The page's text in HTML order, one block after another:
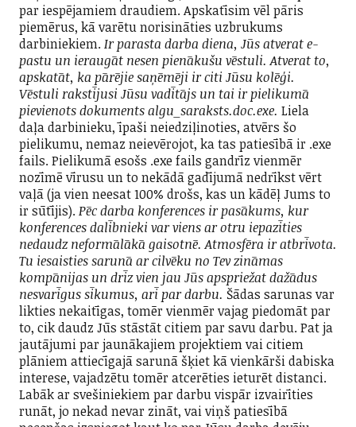
par iespējamiem draudiem. Apskatīsim vēl pāris
piemērus, kā varētu norisināties uzbrukums
darbiniekiem.Ir parasta darba diena, Jūs atverat e-
pastu un ieraugāt nesen pienākušu vēstuli. Atverat to,
apskatāt, ka pārējie saņēmēji ir citi Jūsu kolēģi.
Vēstuli rakstījusi Jūsu vadītājs un tai ir pielikumā
pievienots dokuments algu_saraksts.doc.exe. Liela
daļa darbinieku, īpaši neiedziļinoties, atvērs šo
pielikumu, nemaz neievērojot, ka tas patiesībā ir .exe
fails. Pielikumā esošs .exe fails gandrīz vienmēr
nozīmē vīrusu un to nekādā gadījumā nedrīkst vērt
vaļā (ja vien neesat 100% drošs, kas un kādēļ Jums to
ir sūtījis).Pēc darba konferences ir pasākums, kur
konferences dalībnieki var viens ar otru iepazīties
nedaudz neformālākā gaisotnē. Atmosfēra ir atbrīvota.
Tu iesaisties sarunā ar cilvēku no Tev zināmas
kompānijas un drīz vien jau Jūs apspriežat dažādus
nesvarīgus sīkumus, arī par darbu. Šādas sarunas var
likties nekaitīgas, tomēr vienmēr vajag piedomāt par
to, cik daudz Jūs stāstāt citiem par savu darbu. Pat ja
jautājumi par jaunākajiem projektiem vai citiem
plāniem attiecīgajā sarunā šķiet kā vienkārši dabiska
interese, vajadzētu tomēr atcerēties ieturēt distanci.
Labāk ar svešiniekiem par darbu vispār izvairīties
runāt, jo nekad nevar zināt, vai viņš patiesībā